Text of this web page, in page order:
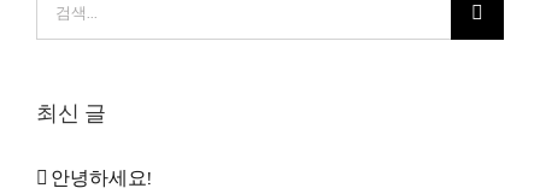
색:
최신 글
안녕하세요!